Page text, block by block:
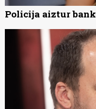
Policija aiztur